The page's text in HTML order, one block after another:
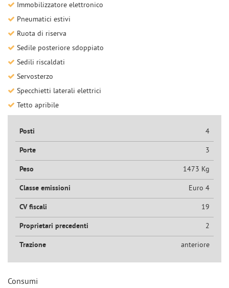
Immobilizzatore elettronico
Pneumatici estivi
Ruota di riserva
Sedile posteriore sdoppiato
Sedili riscaldati
Servosterzo
Specchietti laterali elettrici
Tetto apribile
Posti 4
Porte 3
Peso 1473 Kg
Classe emissioni Euro 4
CV fiscali 19
Proprietari precedenti 2
Trazione anteriore
Consumi